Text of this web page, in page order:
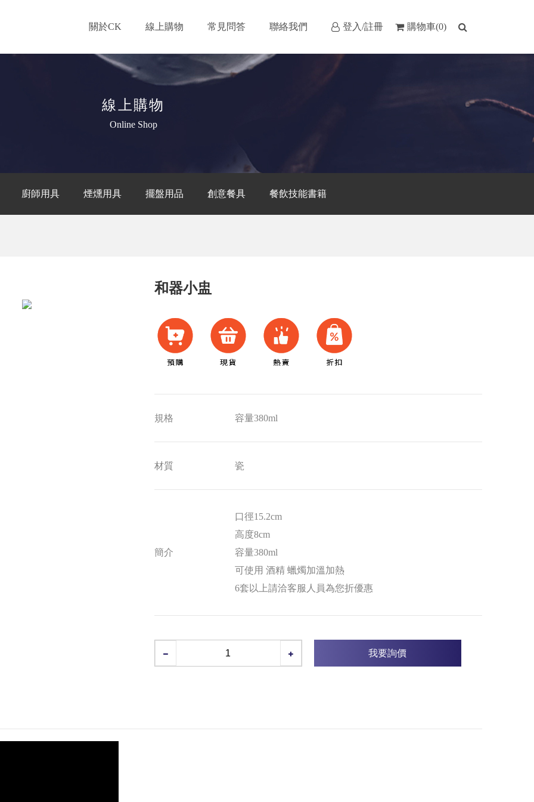
關於CK 線上購物 常見問答 聯絡我們 登入/註冊 購物車(0)
線上購物
Online Shop
廚師用具 煙燻用具 擺盤用品 創意餐具 餐飲技能書籍
和器小盅
規格 容量380ml
材質 瓷
簡介
口徑15.2cm
高度8cm
容量380ml
可使用 酒精 蠟燭加溫加熱
6套以上請洽客服人員為您折優惠
我要詢價